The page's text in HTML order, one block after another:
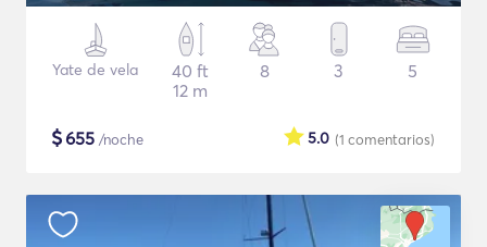
Yate de vela
40 ft
12 m
8 3 5
$655 /noche (1 comentarios)
5.0